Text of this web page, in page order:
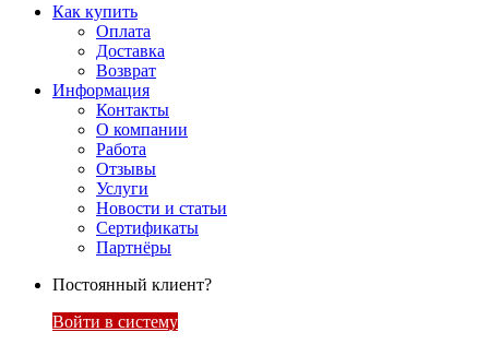
Как купить
Оплата
Доставка
Возврат
Информация
Контакты
О компании
Работа
Отзывы
Услуги
Новости и статьи
Сертификаты
Партнёры
Постоянный клиент?
Войти в систему